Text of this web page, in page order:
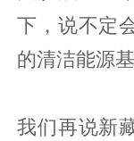
下，说不定
的清洁能源基
我们再说新